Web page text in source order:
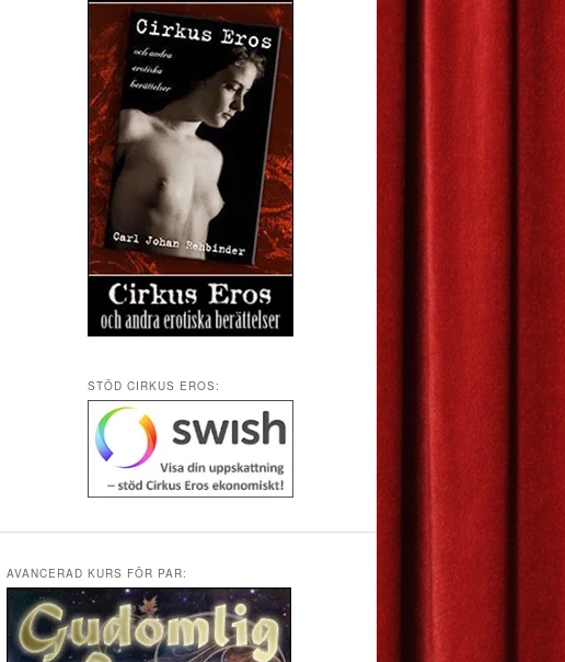
STÖD CIRKUS EROS:
AVANCERAD KURS FÖR PAR: